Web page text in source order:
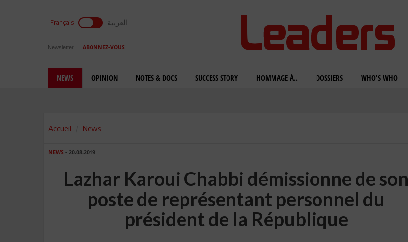
Français العربية
Newsletter ABONNEZ-VOUS
NEWS OPINION NOTES & DOCS SUCCESS STORY HOMMAGE À.. DOSSIERS WHO'S WHO
Accueil News
NEWS - 20.08.2019
Lazhar Karoui Chabbi démissionne de son
poste de représentant personnel du
président de la République